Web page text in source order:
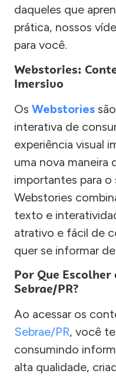
daqueles que
prática, nossos
para você.
Webstories:
Imersivo
Os Webstories
interativa de
experiência visual
uma nova maneira
importantes para o
Webstories
texto e
atrativo e fácil de
quer se informar
Por Que
Sebrae/PR?
Ao acessar os
Sebrae/PR, você
consumindo
alta qualidade,